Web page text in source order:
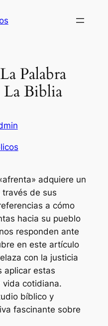
Palabra
La Biblia
adquiere un
de sus
a cómo
hacia su pueblo
responden ante
en este artículo
con la justicia
aplicar estas
vida cotidiana.
bíblico y
fascinante sobre